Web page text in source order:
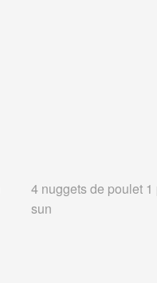
4 nuggets de poulet
sun